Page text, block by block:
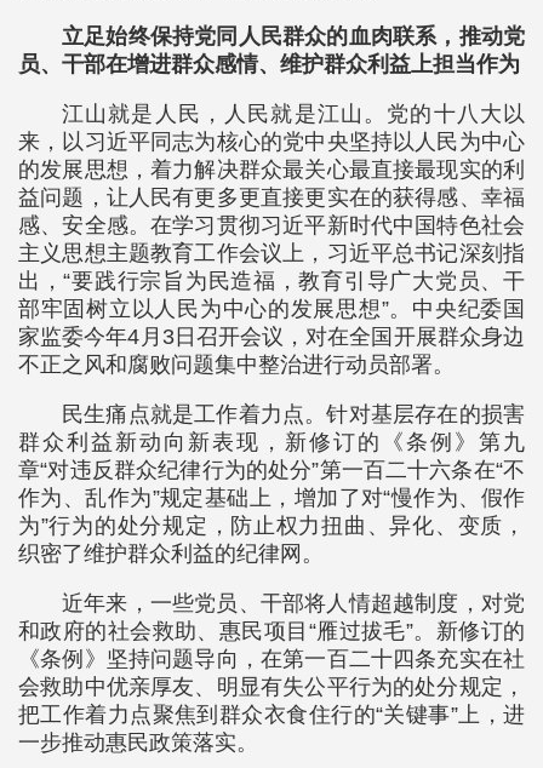
立足始终保持党同人民群众的血肉联系，推动党
员、干部在增进群众感情、维护群众利益上担当作为
江山就是人民，人民就是江山。党的十八大以
来，以习近平同志为核心的党中央坚持以人民为中心
的发展思想，着力解决群众最关心最直接最现实的利
益问题，让人民有更多更直接更实在的获得感、幸福
感、安全感。在学习贯彻习近平新时代中国特色社会
主义思想主题教育工作会议上，习近平总书记深刻指
出，“要践行宗旨为民造福，教育引导广大党员、干
部牢固树立以人民为中心的发展思想”。中央纪委国
家监委今年4月3日召开会议，对在全国开展群众身边
不正之风和腐败问题集中整治进行动员部署。
民生痛点就是工作着力点。针对基层存在的损害
群众利益新动向新表现，新修订的《条例》第九
章“对违反群众纪律行为的处分”第一百二十六条在“不
作为、乱作为”规定基础上，增加了对“慢作为、假作
为”行为的处分规定，防止权力扭曲、异化、变质，
织密了维护群众利益的纪律网。
近年来，一些党员、干部将人情超越制度，对党
和政府的社会救助、惠民项目“雁过拔毛”。新修订的
《条例》坚持问题导向，在第一百二十四条充实在社
会救助中优亲厚友、明显有失公平行为的处分规定，
把工作着力点聚焦到群众衣食住行的“关键事”上，进
一步推动惠民政策落实。